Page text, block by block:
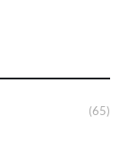
(65)